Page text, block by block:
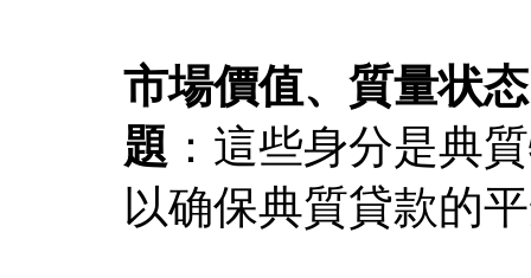
市場價值、質量状
題 ：這些身分是典
以确保典質貸款的